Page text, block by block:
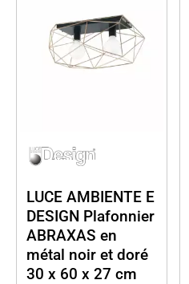
LUCE AMBIENTE E
DESIGN Plafonnier
ABRAXAS en
métal noir et doré
30 x 60 x 27 cm